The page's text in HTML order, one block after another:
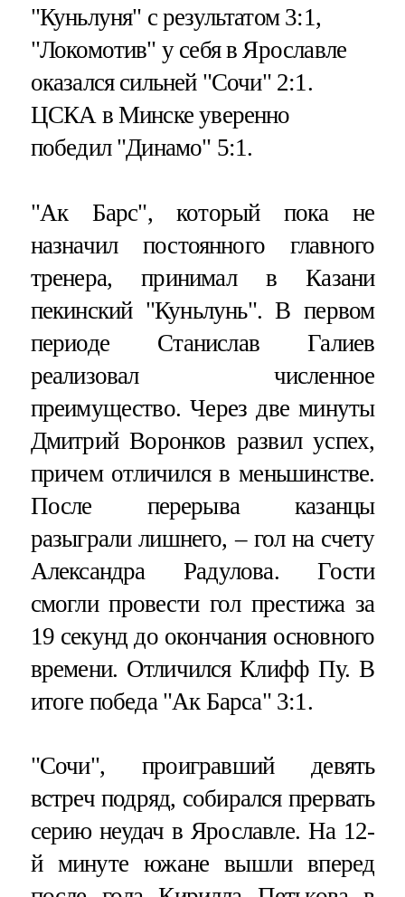
"Куньлуня" с результатом 3:1,
"Локомотив" у себя в Ярославле
оказался сильней "Сочи" 2:1.
ЦСКА в Минске уверенно
победил "Динамо" 5:1.
"Ак Барс", который пока не
назначил постоянного главного
тренера, принимал в Казани
пекинский "Куньлунь". В первом
периоде Станислав Галиев
реализовал численное
преимущество. Через две минуты
Дмитрий Воронков развил успех,
причем отличился в меньшинстве.
После перерыва казанцы
разыграли лишнего, – гол на счету
Александра Радулова. Гости
смогли провести гол престижа за
19 секунд до окончания основного
времени. Отличился Клифф Пу. В
итоге победа "Ак Барса" 3:1.
"Сочи", проигравший девять
встреч подряд, собирался прервать
серию неудач в Ярославле. На 12-
й минуте южане вышли вперед